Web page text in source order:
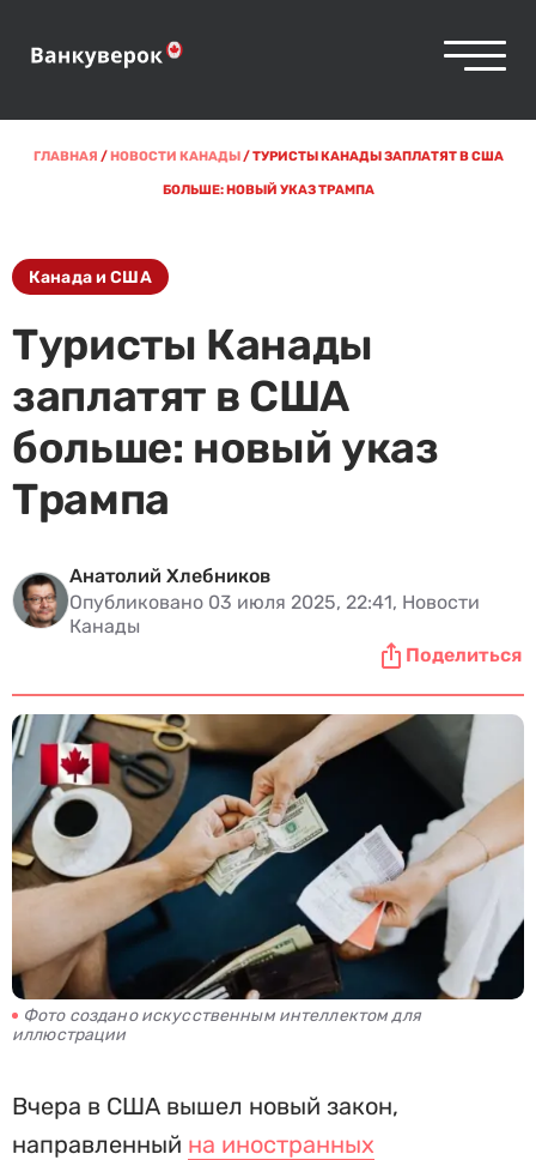
ГЛАВНАЯ /НОВОСТИ КАНАДЫ/ТУРИСТЫ КАНАДЫ ЗАПЛАТЯТ В США
БОЛЬШЕ: НОВЫЙ УКАЗ ТРАМПА
Канада и США
Туристы Канады
заплатят в США
больше: новый указ
Трампа
Анатолий Хлебников
Опубликовано 03 июля 2025, 22:41, Новости
Канады
Поделиться
Фото создано искусственным интеллектом для
иллюстрации
Вчера в США вышел новый закон,
направленный на иностранных